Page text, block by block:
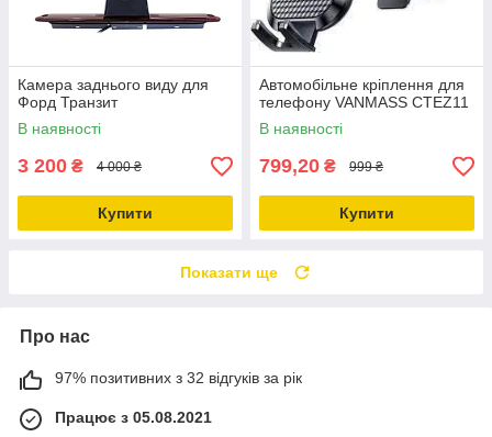
Камера заднього виду для
Форд Транзит
В наявності
3 200 ₴ 4 000 ₴
Купити
Автомобільне кріплення для
телефону VANMASS CTEZ11
В наявності
799,20 ₴ 999 ₴
Купити
Показати ще
Про нас
97% позитивних з 32 відгуків за рік
Працює з 05.08.2021